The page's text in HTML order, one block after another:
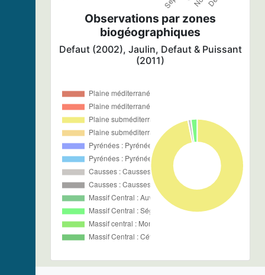
Observations par zones
biogéographiques
Defaut (2002), Jaulin, Defaut & Puissant
(2011)